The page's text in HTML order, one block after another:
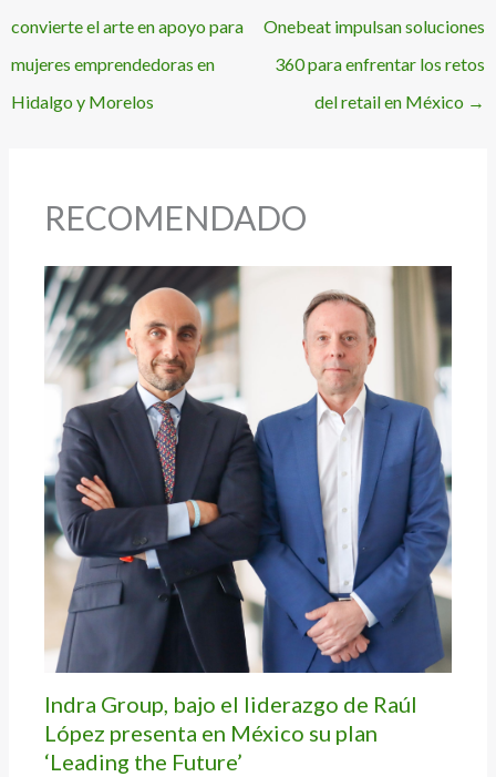
convierte el arte en apoyo para
mujeres emprendedoras en
Hidalgo y Morelos
Onebeat impulsan soluciones
360 para enfrentar los retos
del retail en México →
RECOMENDADO
Indra Group, bajo el liderazgo de Raúl
López presenta en México su plan
‘Leading the Future’